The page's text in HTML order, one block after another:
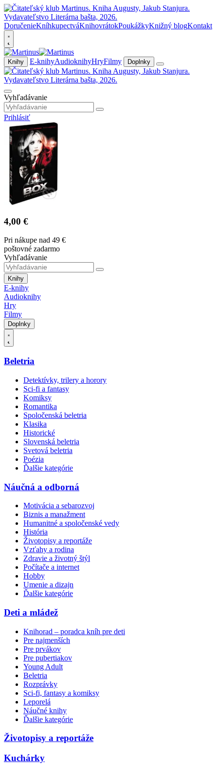
DoručenieKníhkupectváKnihovrátokPoukážkyKnižný blogKontakt
Knihy E-knihyAudioknihyHryFilmy Doplnky
Vyhľadávanie
Prihlásiť
4,00 €
Pri nákupe nad 49 €
poštovné zadarmo
Vyhľadávanie
Knihy
E-knihy
Audioknihy
Hry
Filmy
Doplnky
Beletria
Detektívky, trilery a horory
Sci-fi a fantasy
Komiksy
Romantika
Spoločenská beletria
Klasika
Historické
Slovenská beletria
Svetová beletria
Poézia
Ďalšie kategórie
Náučná a odborná
Motivácia a sebarozvoj
Biznis a manažment
Humanitné a spoločenské vedy
História
Životopisy a reportáže
Vzťahy a rodina
Zdravie a životný štýl
Počítače a internet
Hobby
Umenie a dizajn
Ďalšie kategórie
Deti a mládež
Knihorad – poradca kníh pre deti
Pre najmenších
Pre prvákov
Pre pubertiakov
Young Adult
Beletria
Rozprávky
Sci-fi, fantasy a komiksy
Leporelá
Náučné knihy
Ďalšie kategórie
Životopisy a reportáže
Kuchárky